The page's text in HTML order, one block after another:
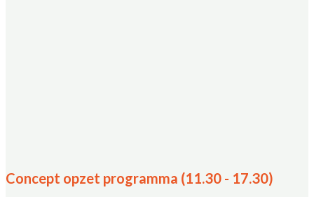
Concept opzet programma (11.30 - 17.30)